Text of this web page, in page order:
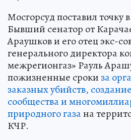
Мосгорсуд поставил точку
Бывший сенатор от
Араушков и его отец экс-
генерального директора
межрегионгаз» Рауль
пожизненные сроки за
заказных убийств,
сообщества и
природного газана
КЧР.